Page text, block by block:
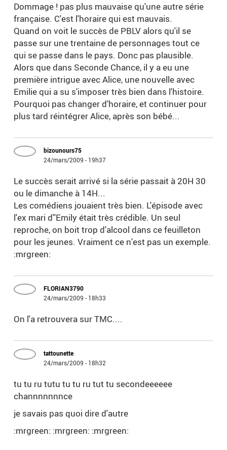
Dommage ! pas plus mauvaise qu'une autre série
française. C'est l'horaire qui est mauvais.
Quand on voit le succès de PBLV alors qu'il se
passe sur une trentaine de personnages tout ce
qui se passe dans le pays. Donc pas plausible.
Alors que dans Seconde Chance, il y a eu une
première intrigue avec Alice, une nouvelle avec
Emilie qui a su s'imposer très bien dans l'histoire.
Pourquoi pas changer d'horaire, et continuer pour
plus tard réintégrer Alice, après son bébé...
bizounours75
24/mars/2009 - 19h37
Le succès serait arrivé si la série passait à 20H 30
ou le dimanche à 14H...
Les comédiens jouaient très bien. L'épisode avec
l'ex mari d''Emily était très crédible. Un seul
reproche, on boit trop d'alcool dans ce feuilleton
pour les jeunes. Vraiment ce n'est pas un exemple.
:mrgreen:
FLORIAN3790
24/mars/2009 - 18h33
On l'a retrouvera sur TMC....
tattounette
24/mars/2009 - 18h32
tu tu ru tutu tu tu ru tut tu secondeeeeee
channnnnnnce
je savais pas quoi dire d'autre
:mrgreen: :mrgreen: :mrgreen: